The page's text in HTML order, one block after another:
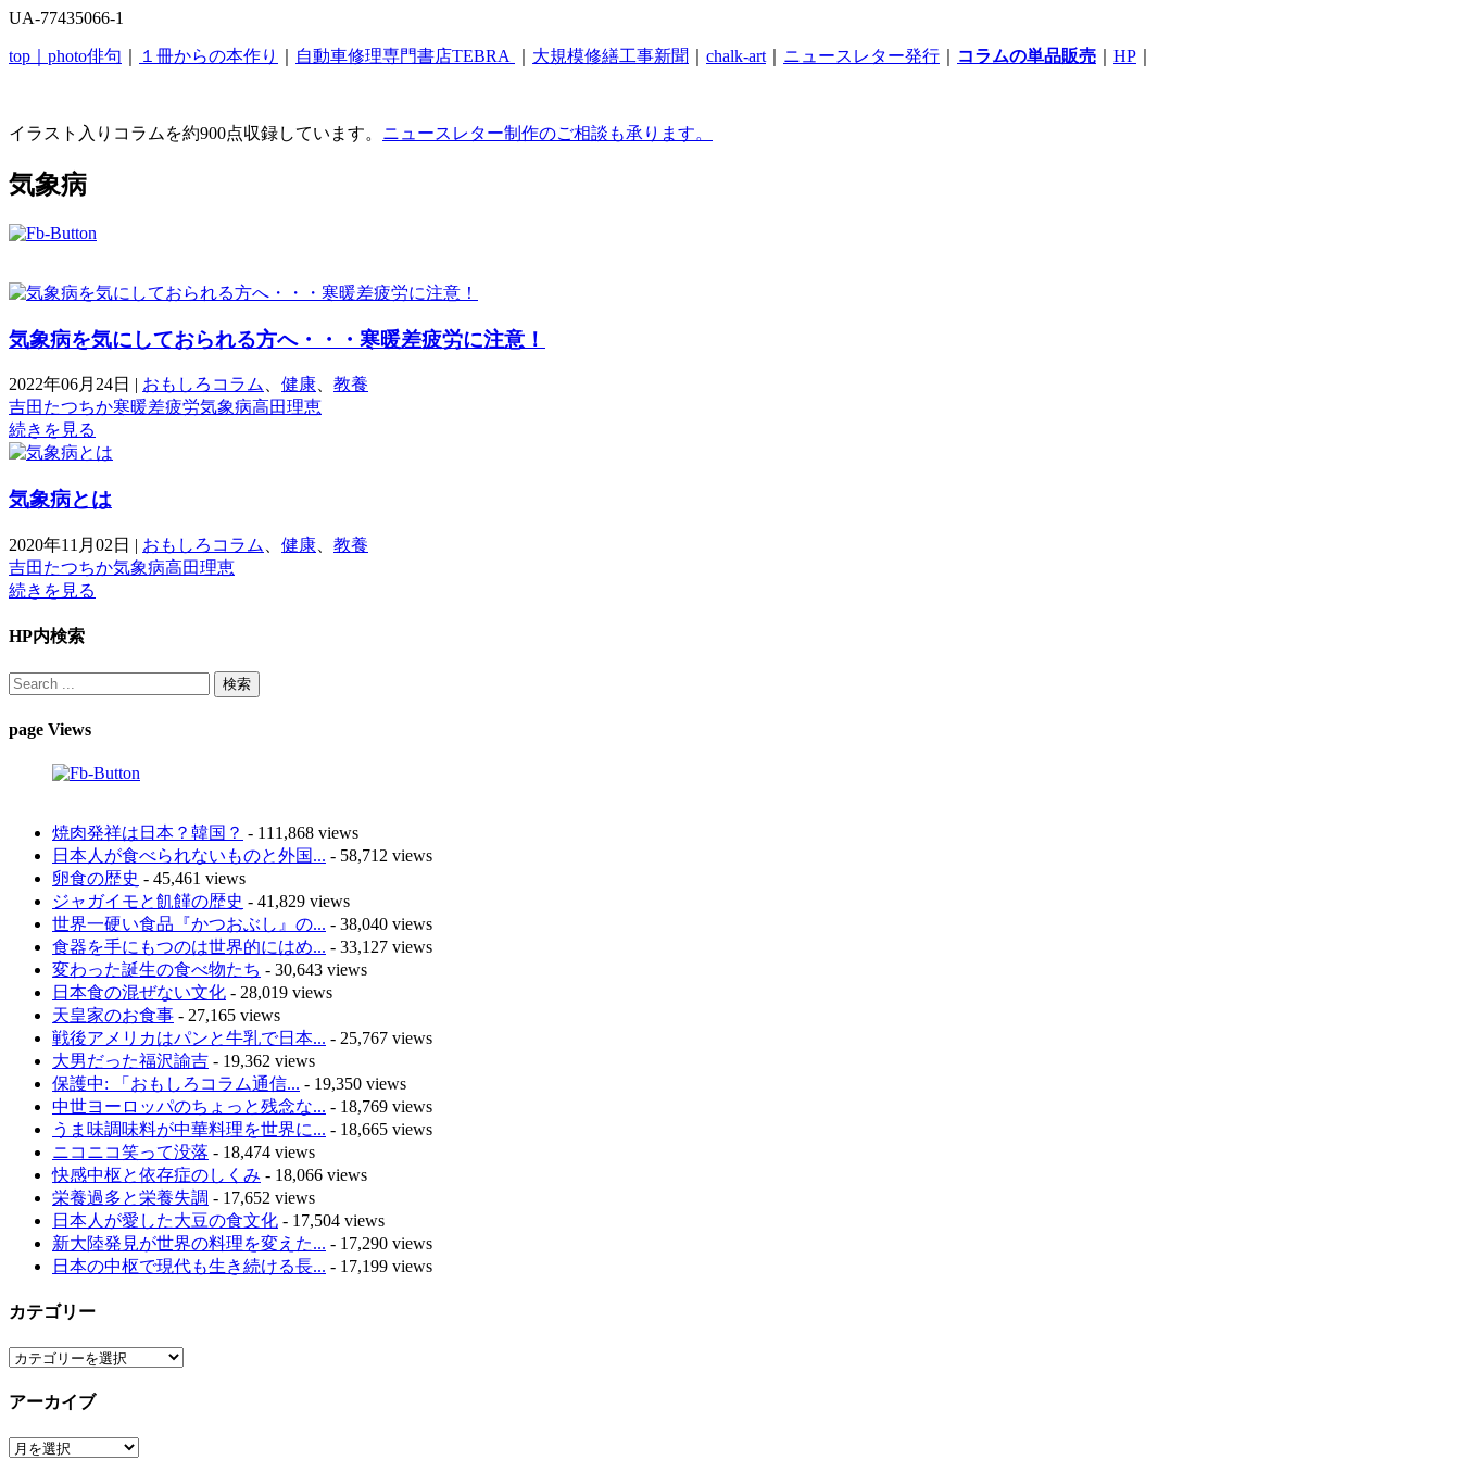
UA-77435066-1
top｜ photo俳句 １冊からの本作り 自動車修理専門書店TEBRA 大規模修繕工事新聞 chalk-art ニュースレター発行 コラムの単品販売 HP
イラスト入りコラムを約900点収録しています。 ニュースレター制作のご相談も承ります。
気象病
気象病を気にしておられる方へ・・・寒暖差疲労に注意！
2022年06月24日 | おもしろコラム 健康
教養
吉田たつちか寒暖差疲労気象病高田理恵
続きを見る
気象病とは
2020年11月02日 | おもしろコラム 健康
教養
吉田たつちか気象病高田理恵
続きを見る
HP内検索
page Views
焼肉発祥は日本？韓国？ - 111,868 views
日本人が食べられないものと外国... - 58,712 views
卵食の歴史 - 45,461 views
ジャガイモと飢饉の歴史 - 41,829 views
世界一硬い食品『かつおぶし』の... - 38,040 views
食器を手にもつのは世界的にはめ... - 33,127 views
変わった誕生の食べ物たち - 30,643 views
日本食の混ぜない文化 - 28,019 views
天皇家のお食事 - 27,165 views
戦後アメリカはパンと牛乳で日本... - 25,767 views
大男だった福沢諭吉 - 19,362 views
保護中: 「おもしろコラム通信... - 19,350 views
中世ヨーロッパのちょっと残念な... - 18,769 views
うま味調味料が中華料理を世界に... - 18,665 views
ニコニコ笑って没落 - 18,474 views
快感中枢と依存症のしくみ - 18,066 views
栄養過多と栄養失調 - 17,652 views
日本人が愛した大豆の食文化 - 17,504 views
新大陸発見が世界の料理を変えた... - 17,290 views
日本の中枢で現代も生き続ける長... - 17,199 views
カテゴリー
カ
ゴ
ー
アーカイブ
ア